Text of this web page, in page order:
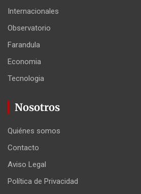
Internacionales
Observatorio
Farandula
Economia
Tecnologia
Nosotros
Quiénes somos
Contacto
Aviso Legal
Política de Privacidad